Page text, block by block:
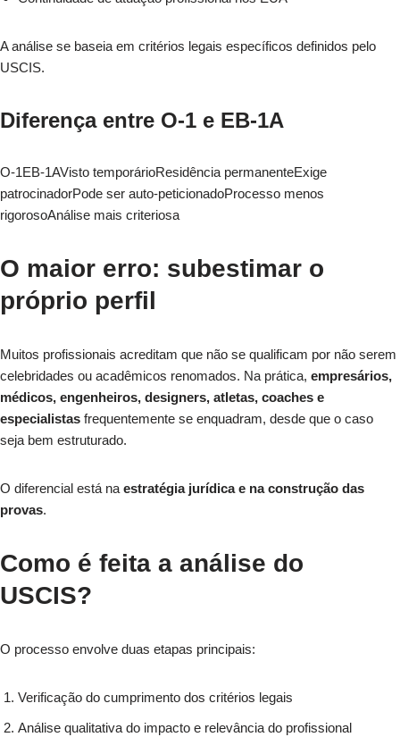
A análise se baseia em critérios legais específicos definidos pelo
USCIS.
Diferença entre O-1 e EB-1A
O-1EB-1AVisto temporárioResidência permanenteExige
patrocinadorPode ser auto-peticionadoProcesso menos
rigorosoAnálise mais criteriosa
O maior erro: subestimar o
próprio perfil
Muitos profissionais acreditam que não se qualificam por não serem
celebridades ou acadêmicos renomados. Na prática, empresários,
médicos, engenheiros, designers, atletas, coaches e
especialistas frequentemente se enquadram, desde que o caso
seja bem estruturado.
O diferencial está na estratégia jurídica e na construção das
provas.
Como é feita a análise do
USCIS?
O processo envolve duas etapas principais:
Verificação do cumprimento dos critérios legais
Análise qualitativa do impacto e relevância do profissional